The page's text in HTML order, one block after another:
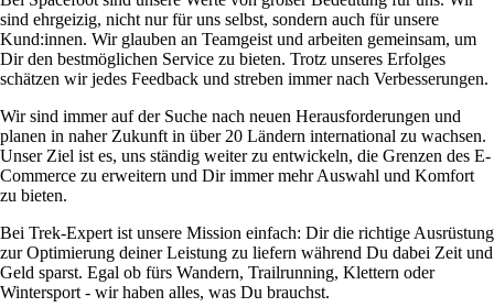
sind ehrgeizig, nicht nur für uns selbst, sondern auch für unsere
Kund:innen. Wir glauben an Teamgeist und arbeiten gemeinsam, um
Dir den bestmöglichen Service zu bieten. Trotz unseres Erfolges
schätzen wir jedes Feedback und streben immer nach Verbesserungen.
Wir sind immer auf der Suche nach neuen Herausforderungen und
planen in naher Zukunft in über 20 Ländern international zu wachsen.
Unser Ziel ist es, uns ständig weiter zu entwickeln, die Grenzen des E-
Commerce zu erweitern und Dir immer mehr Auswahl und Komfort
zu bieten.
Bei Trek-Expert ist unsere Mission einfach: Dir die richtige Ausrüstung
zur Optimierung deiner Leistung zu liefern während Du dabei Zeit und
Geld sparst. Egal ob fürs Wandern, Trailrunning, Klettern oder
Wintersport - wir haben alles, was Du brauchst.